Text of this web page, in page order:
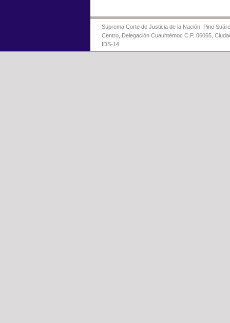
Suprema Corte de Justicia de la Nación: Pino
Centro, Delegación Cuauhtémoc C.P. 06065,
IDS-14